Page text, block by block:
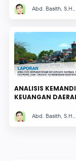
PANGAN
DI KABUPATEN
Abd. Basith,
ANALISIS
KEUANGAN
DAN TINGKAT
KEMISKINAN
Abd. Basith,